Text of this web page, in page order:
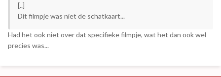
[..]
Dit filmpje was niet de schatkaart...
Had het ook niet over dat specifieke filmpje, wat het dan ook wel
precies was...